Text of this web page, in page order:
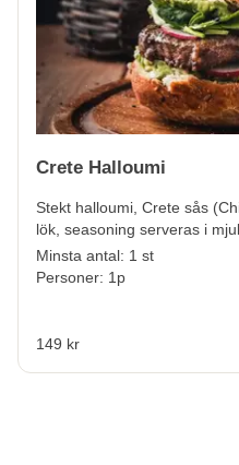
Crete Halloumi
Stekt halloumi, Crete sås
lök, seasoning serveras i
Minsta antal: 1 st
Personer: 1p
149 kr